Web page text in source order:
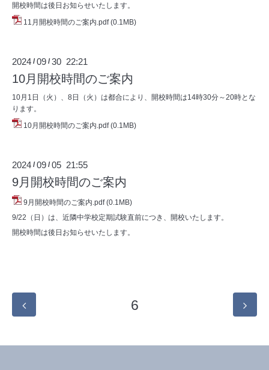
開校時間は後日お知らせいたします。
11月開校時間のご案内.pdf (0.1MB)
2024 /09 /30 22:21
10月開校時間のご案内
10月1日（火）、8日（火）は都合により、開校時間は14時30分～20時とな
ります。
10月開校時間のご案内.pdf (0.1MB)
2024 /09 /05 21:55
9月開校時間のご案内
9月開校時間のご案内.pdf (0.1MB)
9/22（日）は、近隣中学校定期試験直前につき、開校いたします。
開校時間は後日お知らせいたします。
6